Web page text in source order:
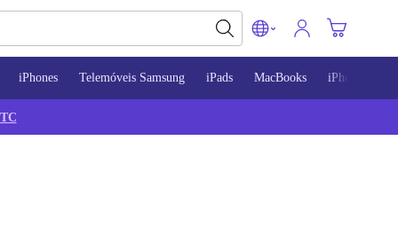
iPhones Telemóveis Samsung iPads MacBooks iPhone 13
TC